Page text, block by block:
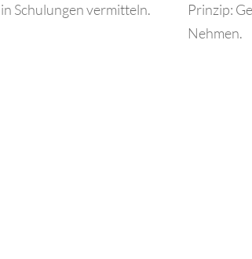
in Schulungen vermitteln.
Prinzip:
Nehmen.